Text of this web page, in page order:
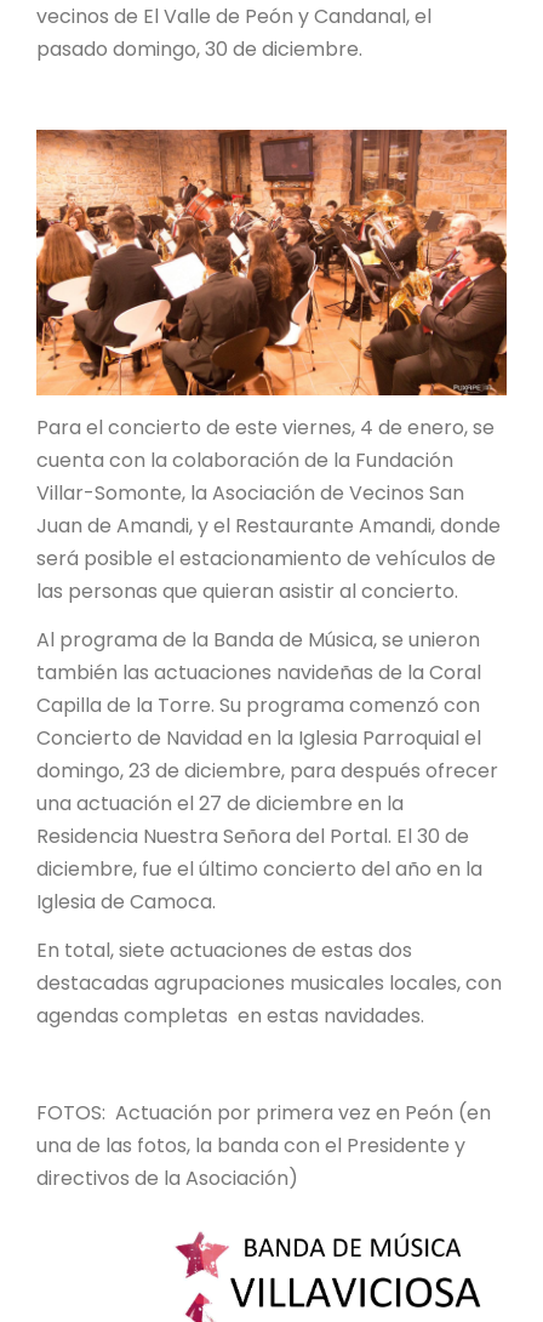
vecinos de El Valle de Peón y Candanal, el
pasado domingo, 30 de diciembre.
Para el concierto de este viernes, 4 de enero, se
cuenta con la colaboración de la Fundación
Villar-Somonte, la Asociación de Vecinos San
Juan de Amandi, y el Restaurante Amandi, donde
será posible el estacionamiento de vehículos de
las personas que quieran asistir al concierto.
Al programa de la Banda de Música, se unieron
también las actuaciones navideñas de la Coral
Capilla de la Torre. Su programa comenzó con
Concierto de Navidad en la Iglesia Parroquial el
domingo, 23 de diciembre, para después ofrecer
una actuación el 27 de diciembre en la
Residencia Nuestra Señora del Portal. El 30 de
diciembre, fue el último concierto del año en la
Iglesia de Camoca.
En total, siete actuaciones de estas dos
destacadas agrupaciones musicales locales, con
agendas completas en estas navidades.
FOTOS: Actuación por primera vez en Peón (en
una de las fotos, la banda con el Presidente y
directivos de la Asociación)